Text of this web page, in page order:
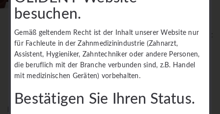
OliZircore NANO OliPost Light
besuchen.
Gemäß geltendem Recht ist der Inhalt unserer Website nur
für Fachleute in der Zahnmedizinindustrie (Zahnarzt,
Assistent, Hygieniker, Zahntechniker oder andere Personen,
die beruflich mit der Branche verbunden sind, z.B. Handel
mit medizinischen Geräten) vorbehalten.
Bestätigen Sie Ihren Status.